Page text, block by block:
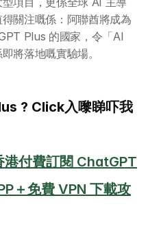
關注嘅係：阿聯酋將成為
Plus 的國家，令「AI
將落地嘅實驗場。
? Click入嚟睇吓我
港付費訂閱 ChatGPT
＋免費 VPN 下載攻